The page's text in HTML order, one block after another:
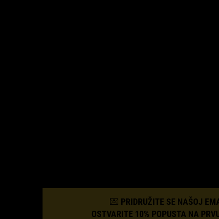
💌 PRIDRUŽITE SE NAŠOJ
OSTVARITE 10% POPUSTA NA